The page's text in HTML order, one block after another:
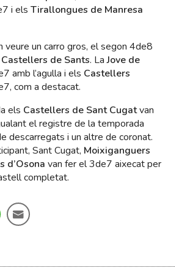
i elsTirallongues de Manresa
veure un carro gros, el segon 4de8
Castellers de Sants. LaJove de
amb l’agulla i els Castellers
com a destacat.
els Castellers de Sant Cugatvan
el registre de la temporada
descarregats i un altre de coronat.
Sant Cugat, Moixiganguers
d’Osona van fer el 3de7 aixecat per
completat.